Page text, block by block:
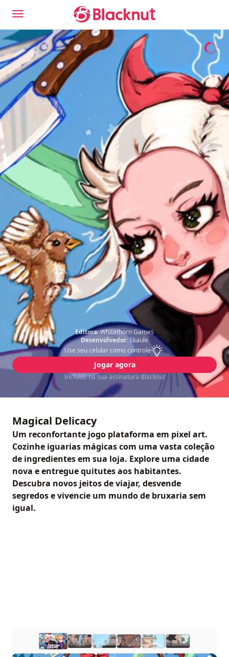
Editora:Whitethorn Games
Desenvolvedor:Skaule
Use seu celular como controle
Jogar agora
Incluído na sua assinatura Blacknut
Magical Delicacy
Um reconfortante jogo plataforma em pixel art.
Cozinhe iguarias mágicas com uma vasta coleção
de ingredientes em sua loja. Explore uma cidade
nova e entregue quitutes aos habitantes.
Descubra novos jeitos de viajar, desvende
segredos e vivencie um mundo de bruxaria sem
igual.